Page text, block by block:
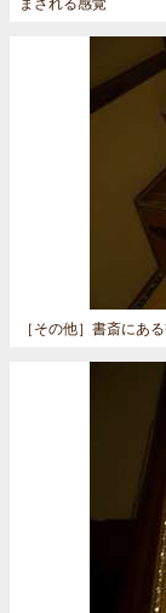
［その他］ 書斎にあ